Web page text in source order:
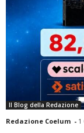
Il Blog della Redazione
Redazione Coelum - 1